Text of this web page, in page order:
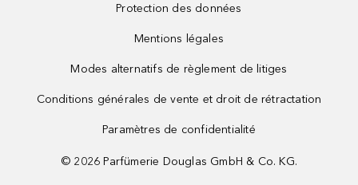
Protection des données
Mentions légales
Modes alternatifs de règlement de litiges
Conditions générales de vente et droit de rétractation
Paramètres de confidentialité
© 2026 Parfümerie Douglas GmbH & Co. KG.